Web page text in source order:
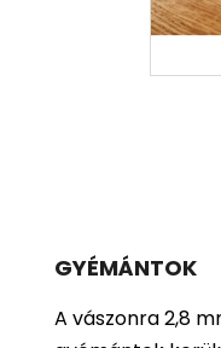
GYÉMÁNTOK
A vászonra 2,8